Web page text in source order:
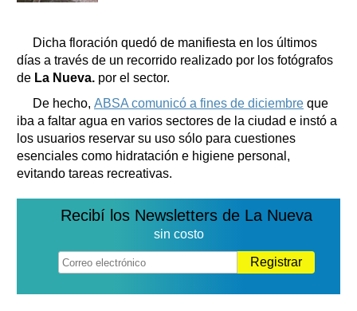
Dicha floración quedó de manifiesta en los últimos
días a través de un recorrido realizado por los fotógrafos
de La Nueva. por el sector.
De hecho, ABSA comunicó a fines de diciembre que
iba a faltar agua en varios sectores de la ciudad e instó a
los usuarios reservar su uso sólo para cuestiones
esenciales como hidratación e higiene personal,
evitando tareas recreativas.
Recibí los Newsletters de La Nueva
sin costo
Registrar